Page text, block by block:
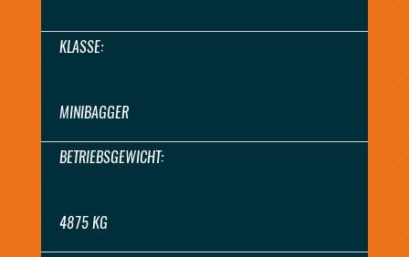
KLASSE:
MINIBAGGER
BETRIEBSGEWICHT:
4875 KG